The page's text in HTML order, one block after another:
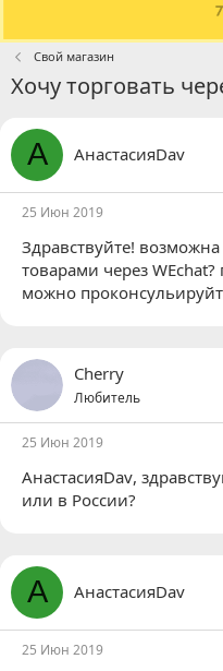
Свой магазин
Хочу торговать
А АнастасияDav
25 Июн 2019
Здравствуйте!
товарами через
можно
Cherry
Любитель
25 Июн 2019
АнастасияDav,
или в России?
А АнастасияDav
25 Июн 2019